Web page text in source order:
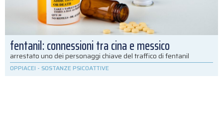
fentanil: connessioni tra cina e messico
arrestato uno dei personaggi chiave del traffico di fentanil
OPPIACEI - SOSTANZE PSICOATTIVE